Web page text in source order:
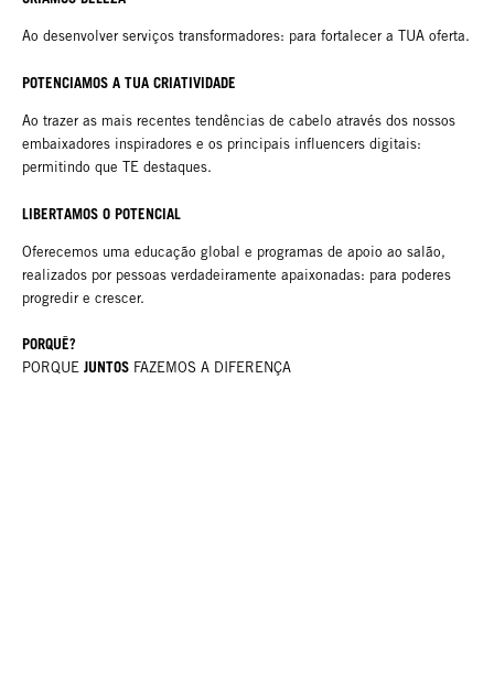
Ao desenvolver serviços transformadores: para fortalecer a TUA oferta.
POTENCIAMOS A TUA CRIATIVIDADE
Ao trazer as mais recentes tendências de cabelo através dos nossos
embaixadores inspiradores e os principais influencers digitais:
permitindo que TE destaques.
LIBERTAMOS O POTENCIAL
Oferecemos uma educação global e programas de apoio ao salão,
realizados por pessoas verdadeiramente apaixonadas: para poderes
progredir e crescer.
PORQUÊ?
PORQUE JUNTOS FAZEMOS A DIFERENÇA